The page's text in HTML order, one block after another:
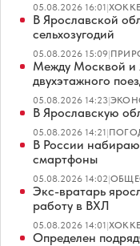
05.08.2026 16:01|
В Ярославской
сельхозугодий
05.08.2026 15:09|
Между Москвой и
двухэтажного
05.08.2026 14:23|
В Ярославскую
05.08.2026 14:21|
В России
смартфоны
05.08.2026 14:02|
Экс-вратарь
работу в ВХЛ
05.08.2026 14:01|
Определен